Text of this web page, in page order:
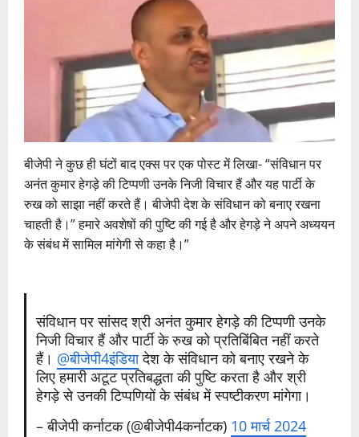
बीजेपी ने कुछ ही घंटों बाद एक्स पर एक पोस्ट में लिखा- “संविधान पर
अनंत कुमार हेगड़े की टिप्पणी उनके निजी विचार हैं और यह पार्टी के
रुख को साझा नहीं करते हैं। बीजेपी देश के संविधान को बनाए रखना
चाहती है।” हमारे अवशेषों की पुष्टि की गई है और हेगड़े ने अपने अध्ययन
के संबंध में सामिल मांगेगी से कहा है।”
संविधान पर सांसद श्री अनंत कुमार हेगड़े की टिप्पणी उनके
निजी विचार हैं और पार्टी के रुख को प्रतिबिंबित नहीं करते
हैं। @बीजेपी4इंडियादेश के संविधान को बनाए रखने के
लिए हमारी अटूट प्रतिबद्धता की पुष्टि करता है और श्री
हेगड़े से उनकी टिप्पणियों के संबंध में स्पष्टीकरण मांगेगा।
– बीजेपी कर्नाटक (@बीजेपी4कर्नाटक) 10 मार्च 2024